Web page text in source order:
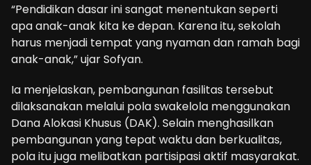
“Pendidikan dasar ini sangat menentukan seperti
apa anak-anak kita ke depan. Karena itu, sekolah
harus menjadi tempat yang nyaman dan ramah bagi
anak-anak,” ujar Sofyan.
Ia menjelaskan, pembangunan fasilitas tersebut
dilaksanakan melalui pola swakelola menggunakan
Dana Alokasi Khusus (DAK). Selain menghasilkan
pembangunan yang tepat waktu dan berkualitas,
pola itu juga melibatkan partisipasi aktif masyarakat.